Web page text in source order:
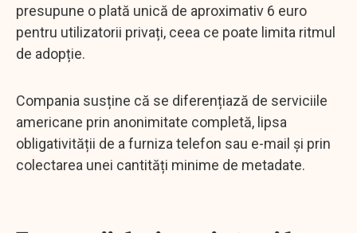
presupune o plată unică de aproximativ 6 euro
pentru utilizatorii privați, ceea ce poate limita ritmul
de adopție.
Compania susține că se diferențiază de serviciile
americane prin anonimitate completă, lipsa
obligativității de a furniza telefon sau e-mail și prin
colectarea unei cantități minime de metadate.